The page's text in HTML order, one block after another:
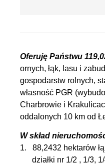
Oferuję Państwu
ornych, łąk, lasu i
gospodarstw rolnych,
własność PGR
Charbrowie i
oddalonych 10 km od
W skład
1. 88,2432 hektarów
działki nr 1/2 , 1/3, 1/